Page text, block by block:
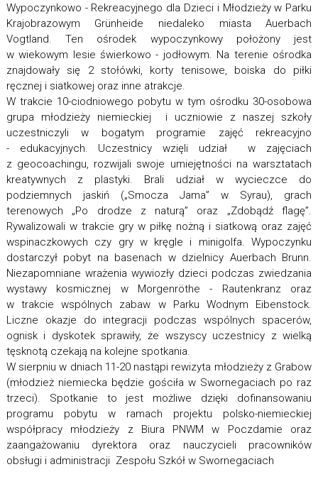
Wypoczynkowo - Rekreacyjnego dla Dzieci i Młodzieży w Parku
Krajobrazowym Grünheide niedaleko miasta Auerbach
Vogtland. Ten ośrodek wypoczynkowy położony jest
w wiekowym lesie świerkowo - jodłowym. Na terenie ośrodka
znajdowały się 2 stołówki, korty tenisowe, boiska do piłki
ręcznej i siatkowej oraz inne atrakcje.
W trakcie 10-ciodniowego pobytu w tym ośrodku 30-osobowa
grupa młodzieży niemieckiej i uczniowie z naszej szkoły
uczestniczyli w bogatym programie zajęć rekreacyjno
- edukacyjnych. Uczestnicy wzięli udział w zajęciach
z geocoachingu, rozwijali swoje umiejętności na warsztatach
kreatywnych z plastyki. Brali udział w wycieczce do
podziemnych jaskiń („Smocza Jama” w Syrau), grach
terenowych „Po drodze z naturą” oraz „Zdobądź flagę”.
Rywalizowali w trakcie gry w piłkę nożną i siatkową oraz zajęć
wspinaczkowych czy gry w kręgle i minigolfa. Wypoczynku
dostarczył pobyt na basenach w dzielnicy Auerbach Brunn.
Niezapomniane wrażenia wywiozły dzieci podczas zwiedzania
wystawy kosmicznej w Morgenröthe - Rautenkranz oraz
w trakcie wspólnych zabaw w Parku Wodnym Eibenstock.
Liczne okazje do integracji podczas wspólnych spacerów,
ognisk i dyskotek sprawiły, że wszyscy uczestnicy z wielką
tęsknotą czekają na kolejne spotkania.
W sierpniu w dniach 11-20 nastąpi rewizyta młodzieży z Grabow
(młodzież niemiecka będzie gościła w Swornegaciach po raz
trzeci). Spotkanie to jest możliwe dzięki dofinansowaniu
programu pobytu w ramach projektu polsko-niemieckiej
współpracy młodzieży z Biura PNWM w Poczdamie oraz
zaangażowaniu dyrektora oraz nauczycieli pracowników
obsługi i administracji Zespołu Szkół w Swornegaciach